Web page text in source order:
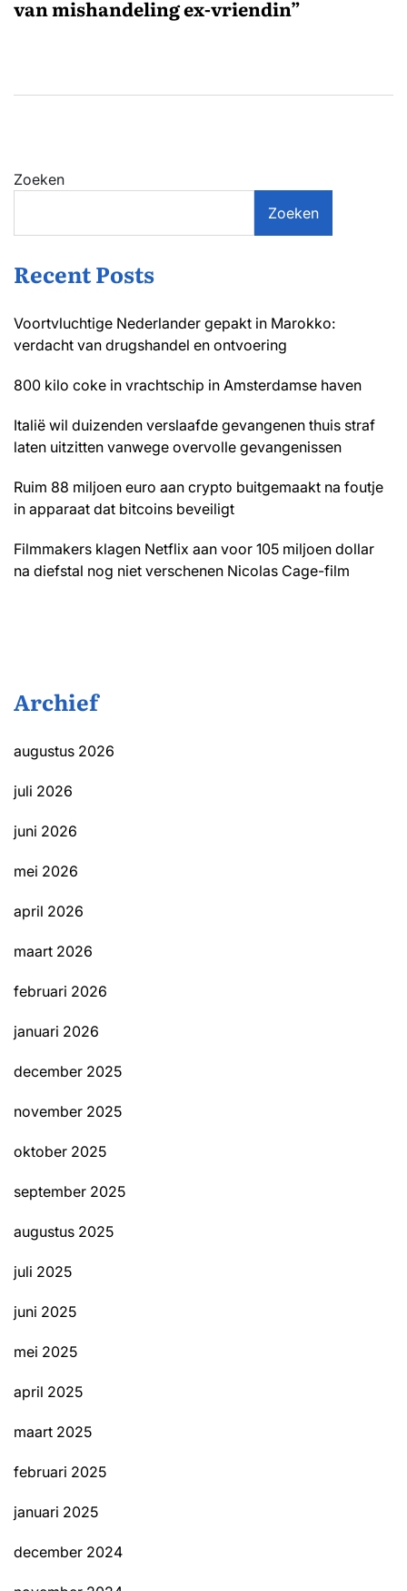
van mishandeling ex-vriendin”
Zoeken
Zoeken
Recent Posts
Voortvluchtige Nederlander gepakt in Marokko:
verdacht van drugshandel en ontvoering
800 kilo coke in vrachtschip in Amsterdamse haven
Italië wil duizenden verslaafde gevangenen thuis straf
laten uitzitten vanwege overvolle gevangenissen
Ruim 88 miljoen euro aan crypto buitgemaakt na foutje
in apparaat dat bitcoins beveiligt
Filmmakers klagen Netflix aan voor 105 miljoen dollar
na diefstal nog niet verschenen Nicolas Cage-film
Archief
augustus 2026
juli 2026
juni 2026
mei 2026
april 2026
maart 2026
februari 2026
januari 2026
december 2025
november 2025
oktober 2025
september 2025
augustus 2025
juli 2025
juni 2025
mei 2025
april 2025
maart 2025
februari 2025
januari 2025
december 2024